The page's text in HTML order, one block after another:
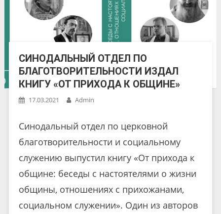
СИНОДАЛЬНЫЙ ОТДЕЛ ПО
БЛАГОТВОРИТЕЛЬНОСТИ ИЗДАЛ
КНИГУ «ОТ ПРИХОДА К ОБЩИНЕ»
17.03.2021 Admin
Синодальный отдел по церковной
благотворительности и социальному
служению выпустил книгу «От прихода к
общине: беседы с настоятелями о жизни
общины, отношениях с прихожанами,
социальном служении». Один из авторов